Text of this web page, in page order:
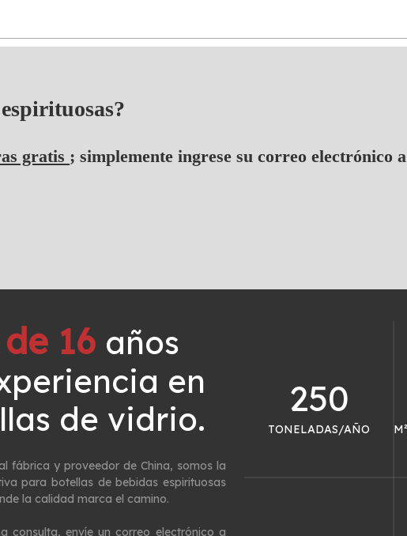
gratis ; simplemente ingrese su correo electrónico a
16 años
en
de vidrio.
fábrica y proveedor de China, somos la
para botellas de bebidas espirituosas
la calidad marca el camino.
consulta, envíe un correo electrónico a
250
TONELADAS/AÑO